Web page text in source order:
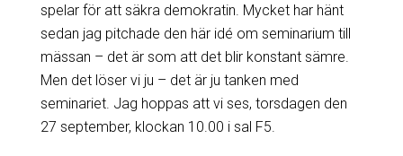
spelar för att säkra demokratin. Mycket har hänt
sedan jag pitchade den här idé om seminarium till
mässan – det är som att det blir konstant sämre.
Men det löser vi ju – det är ju tanken med
seminariet. Jag hoppas att vi ses, torsdagen den
27 september, klockan 10.00 i sal F5.